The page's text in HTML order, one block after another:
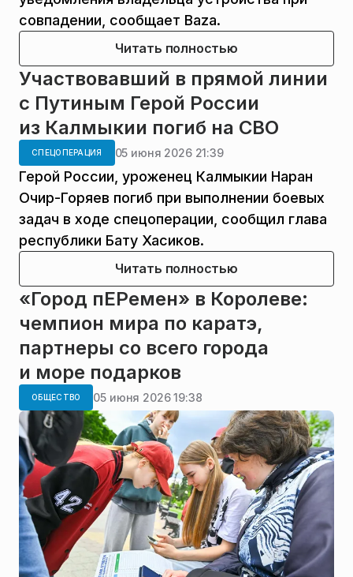
совпадении, сообщает Baza.
Читать полностью
Участвовавший в прямой линии
с Путиным Герой России
из Калмыкии погиб на СВО
СПЕЦОПЕРАЦИЯ 05 июня 2026 21:39
Герой России, уроженец Калмыкии Наран
Очир-Горяев погиб при выполнении боевых
задач в ходе спецоперации, сообщил глава
республики Бату Хасиков.
Читать полностью
«Город пЕРемен» в Королеве:
чемпион мира по каратэ,
партнеры со всего города
и море подарков
ОБЩЕСТВО 05 июня 2026 19:38